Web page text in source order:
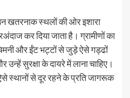
खतरनाक स्थलों की ओर इशारा
कर दिया जाता है। ग्रामीणों का
और ईंट भट्टों से जुड़े ऐसे गड्ढों
उन्हें सुरक्षा के दायरे में लाना चाहिए।
स्थानों से दूर रहने के प्रति जागरूक